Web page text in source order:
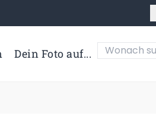
Dein Foto auf...